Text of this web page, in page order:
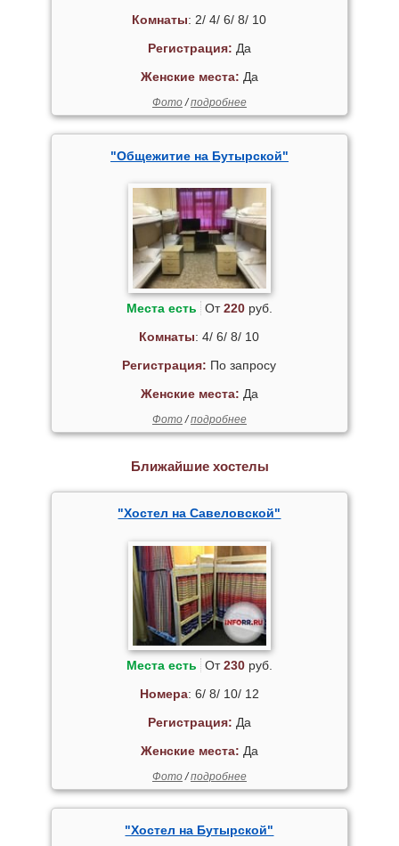
Комнаты: 2/ 4/ 6/ 8/ 10
Регистрация: Да
Женские места: Да
Фото/подробнее
"Общежитие на Бутырской"
Места есть От220руб.
Комнаты: 4/ 6/ 8/ 10
Регистрация: По запросу
Женские места: Да
Фото/подробнее
Ближайшие хостелы
"Хостел на Савеловской"
Места есть От230руб.
Номера: 6/ 8/ 10/ 12
Регистрация: Да
Женские места: Да
Фото/подробнее
"Хостел на Бутырской"